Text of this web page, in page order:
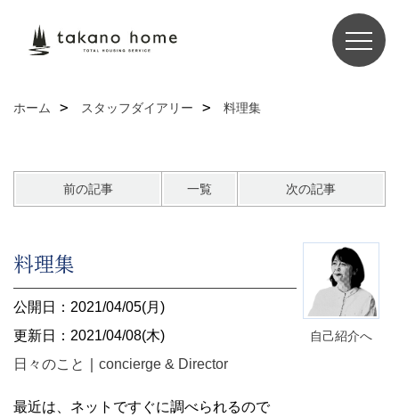
ホーム スタッフダイアリー 料理集
前の記事 一覧 次の記事
自己紹介へ
料理集
公開日：2021/04/05(月)
更新日：2021/04/08(木)
日々のこと
concierge & Director
最近は、ネットですぐに調べられるので